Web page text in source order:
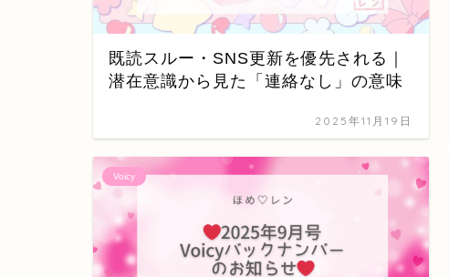
既読スルー・SNS更新を優先される｜
潜在意識から見た「連絡なし」の意味
2025年11月19日
Voicy